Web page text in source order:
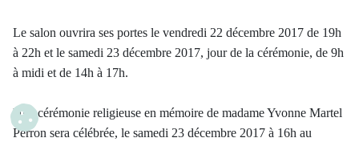
Le salon ouvrira ses portes le vendredi 22 décembre 2017 de 19h
à 22h et le samedi 23 décembre 2017, jour de la cérémonie, de 9h
à midi et de 14h à 17h.
Une cérémonie religieuse en mémoire de madame Yvonne Martel
Perron sera célébrée, le samedi 23 décembre 2017 à 16h au